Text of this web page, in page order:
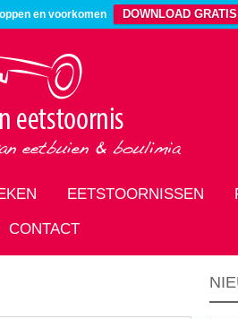
en voorkomen DOWNLOAD GRATIS
EETSTOORNISSEN
CONTACT